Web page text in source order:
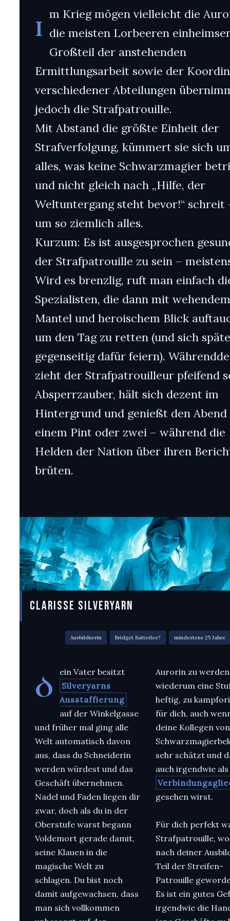
I
m Krieg mögen vielleicht die
die meisten Lorbeeren
Großteil der anstehenden
Ermittlungsarbeit sowie der
verschiedener Abteilungen
jedoch die Strafpatrouille.
Mit Abstand die größte Einheit der
Strafverfolgung, kümmert sie sich
alles, was keine Schwarzmagier
und nicht gleich nach „Hilfe, der
Weltuntergang steht bevor!“ schreit
um so ziemlich alles.
Kurzum: Es ist ausgesprochen
der Strafpatrouille zu sein –
Wird es brenzlig, ruft man einfach
Spezialisten, die dann mit wehendem
Mantel und heroischem Blick
um den Tag zu retten (und sich
gegenseitig dafür feiern).
zieht der Strafpatrouilleur pfeifend
Absperrzauber, hält sich dezent im
Hintergrund und genießt den Abend
einem Pint oder zwei – während die
Helden der Nation über ihren
brüten.
CLARISSE SILVERYARN
Ausbildnerin Bridget Satterlee? mindestens 25 Jahre
D
ein Vater besitzt
Silveryarns
Ausstaffierung
auf der Winkelgasse
und früher mal ging alle
Welt automatisch davon
aus, dass du Schneiderin
werden würdest und das
Geschäft übernehmen.
Nadel und Faden liegen dir
zwar, doch als du in der
Oberstufe warst begann
Voldemort gerade damit,
seine Klauen in die
magische Welt zu
schlagen. Du bist noch
damit aufgewachsen, dass
man sich vollkommen
Aurorin zu
wiederum eine
heftig, zu
für dich, auch
deine Kollegen
sehr schätzt und
auch irgendwie als
gesehen wirst.
Für dich perfekt
Strafpatrouille,
nach deiner
Teil der Streifen-
Patrouille
Es ist ein gutes
irgendwie die